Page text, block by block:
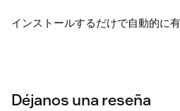
インストールするだけで自動的に
Déjanos una reseña